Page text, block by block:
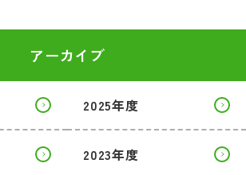
アーカイブ
2025年度
2023年度